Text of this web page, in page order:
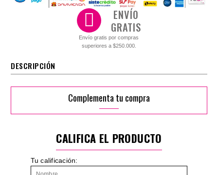
ENVÍO
GRATIS
Envío gratis por compras
superiores a $250.000.
DESCRIPCIÓN
Complementa tu compra
CALIFICA EL PRODUCTO
Tu calificación: